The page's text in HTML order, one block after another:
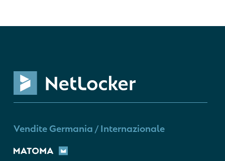
Vendite Germania / Internazionale